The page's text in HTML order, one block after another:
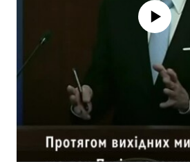
No media source